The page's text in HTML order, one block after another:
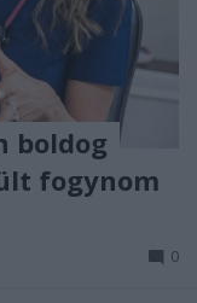
boldog
fogynom
0